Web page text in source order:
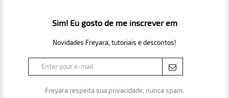
Sim! Eu gosto de me inscrever em
Novidades Freyara, tutoriais e descontos!
Freyara respeita sua privacidade, nunca spam.